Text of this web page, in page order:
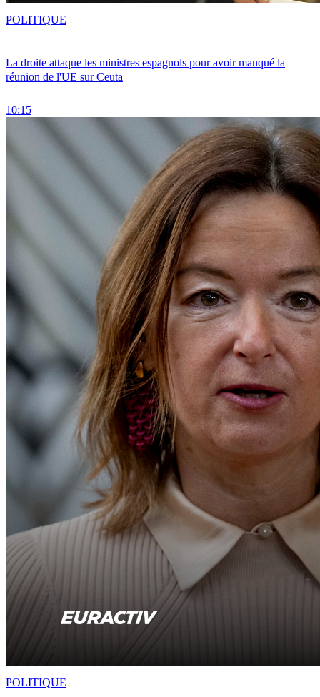
La droite attaque les ministres espagnols pour avoir manqué la
réunion de l'UE sur Ceuta
10:15
POLITIQUE
POLITIQUE